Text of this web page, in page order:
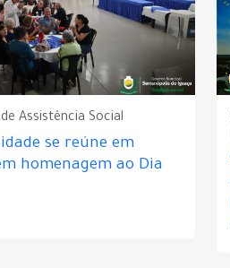
Assistência Social
se reúne em
homenagem ao Dia